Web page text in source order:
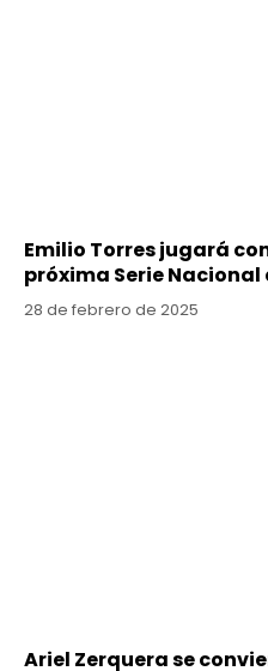
Emilio Torres jugará
próxima Serie Nacional
28 de febrero de 2025
Ariel Zerquera se